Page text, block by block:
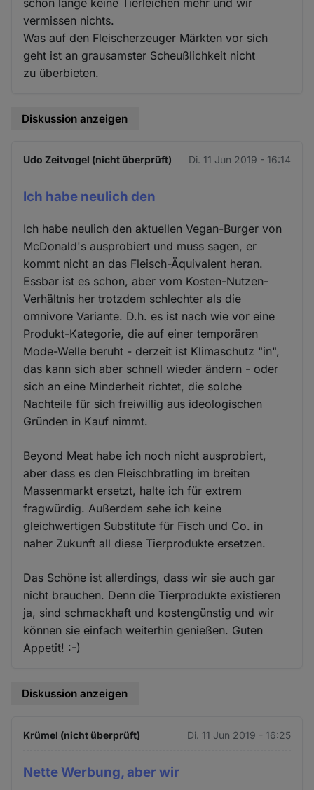
vermissen nichts.
Was auf den Fleischerzeuger Märkten vor sich
geht ist an grausamster Scheußlichkeit nicht
zu überbieten.
Diskussion anzeigen
Udo Zeitvogel (nicht überprüft) Di. 11 Jun 2019 - 16:14
Ich habe neulich den
Ich habe neulich den aktuellen Vegan-Burger von
McDonald's ausprobiert und muss sagen, er
kommt nicht an das Fleisch-Äquivalent heran.
Essbar ist es schon, aber vom Kosten-Nutzen-
Verhältnis her trotzdem schlechter als die
omnivore Variante. D.h. es ist nach wie vor eine
Produkt-Kategorie, die auf einer temporären
Mode-Welle beruht - derzeit ist Klimaschutz "in",
das kann sich aber schnell wieder ändern - oder
sich an eine Minderheit richtet, die solche
Nachteile für sich freiwillig aus ideologischen
Gründen in Kauf nimmt.
Beyond Meat habe ich noch nicht ausprobiert,
aber dass es den Fleischbratling im breiten
Massenmarkt ersetzt, halte ich für extrem
fragwürdig. Außerdem sehe ich keine
gleichwertigen Substitute für Fisch und Co. in
naher Zukunft all diese Tierprodukte ersetzen.
Das Schöne ist allerdings, dass wir sie auch gar
nicht brauchen. Denn die Tierprodukte existieren
ja, sind schmackhaft und kostengünstig und wir
können sie einfach weiterhin genießen. Guten
Appetit! :-)
Diskussion anzeigen
Krümel (nicht überprüft) Di. 11 Jun 2019 - 16:25
Nette Werbung, aber wir